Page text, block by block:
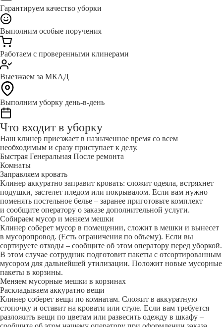
Гарантируем качество уборки
Выполним особые поручения
Работаем с проверенными клинерами
Выезжаем за МКАД
Выполним уборку день-в-день
Что входит в уборку
Наш клинер приезжает в назначенное время со всем
необходимым и сразу приступает к делу.
Быстрая Генеральная После ремонта
Комнаты
Заправляем кровать
Клинер аккуратно заправит кровать: сложит одеяла, встряхнет
подушки, застелет пледом или покрывалом. Если вам нужно
поменять постельное белье – заранее приготовьте комплект
и сообщите оператору о заказе дополнительной услуги.
Собираем мусор и меняем мешки
Клинер соберет мусор в помещении, сложит в мешки и вынесет
в мусоропровод. (Есть ограничения по объему). Если вы
сортируете отходы – сообщите об этом оператору перед уборкой.
В этом случае сотрудник подготовит пакеты с отсортированным
мусором для дальнейшей утилизации. Положит новые мусорные
пакеты в корзины.
Меняем мусорные мешки в корзинах
Раскладываем аккуратно вещи
Клинер соберет вещи по комнатам. Сложит в аккуратную
стопочку и оставит на кровати или стуле. Если вам требуется
разложить вещи по цветам или развесить одежду в шкафу –